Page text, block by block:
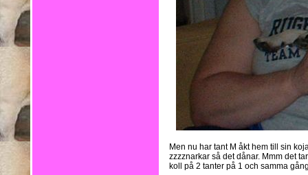
Men nu har tant M åkt hem till sin
zzzznarkar så det dånar. Mmm det
koll på 2 tanter på 1 och samma